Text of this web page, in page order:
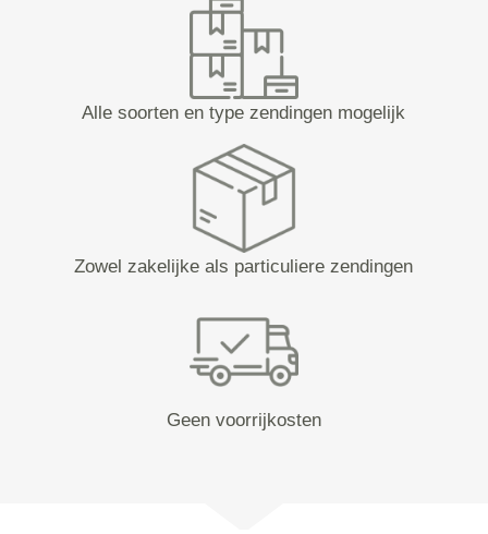
Alle soorten en type zendingen mogelijk
Zowel zakelijke als particuliere zendingen
Geen voorrijkosten